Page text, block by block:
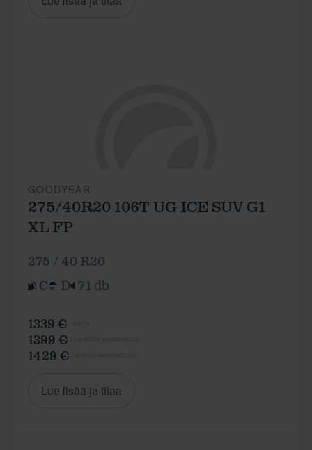
GOODYEAR
275/40R20 106T UG ICE SUV G1
XL FP
275 / 40 R20
C
D 71 db
1339 €
1399 €
1429 €
Lue lisää ja tilaa